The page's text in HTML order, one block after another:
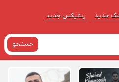
جدید ریمیکس جدید
جستجو